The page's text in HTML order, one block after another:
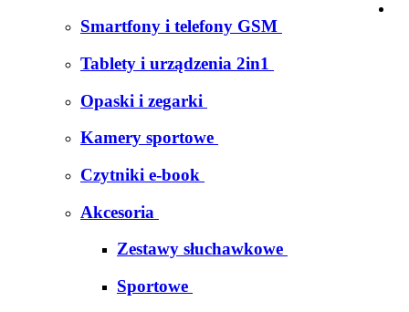
Smartfony i telefony GSM
Tablety i urządzenia 2in1
Opaski i zegarki
Kamery sportowe
Czytniki e-book
Akcesoria
Zestawy słuchawkowe
Sportowe